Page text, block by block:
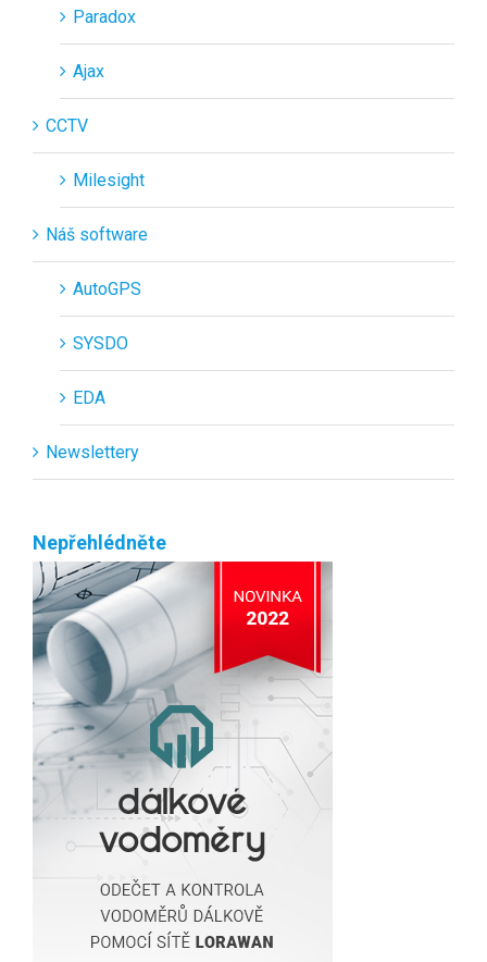
Paradox
Ajax
CCTV
Milesight
Náš software
AutoGPS
SYSDO
EDA
Newslettery
Nepřehlédněte